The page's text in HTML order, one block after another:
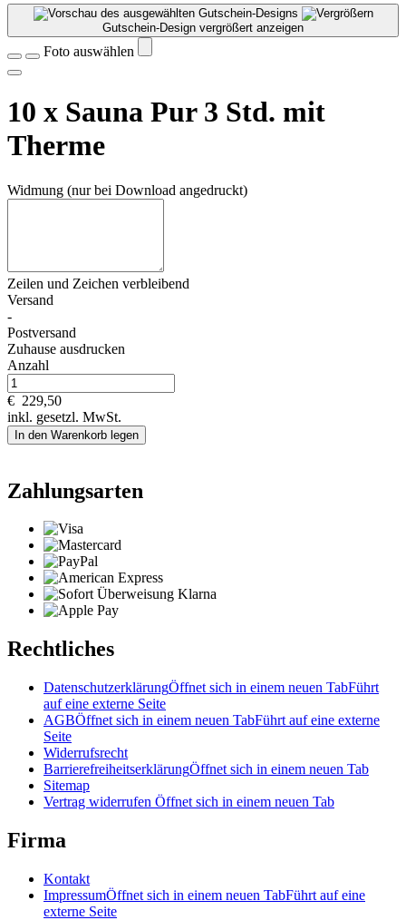
Gutschein-Design vergrößert anzeigen
Foto auswählen
10 x Sauna Pur 3 Std. mit
Therme
Widmung (nur bei Download angedruckt)
Zeilen und Zeichen verbleibend
Versand
-
Postversand
Zuhause ausdrucken
Anzahl
€ 229,50
inkl. gesetzl. MwSt.
In den Warenkorb legen
Zahlungsarten
Rechtliches
DatenschutzerklärungÖffnet sich in einem neuen TabFührt
auf eine externe Seite
AGBÖffnet sich in einem neuen TabFührt auf eine externe
Seite
Widerrufsrecht
BarrierefreiheitserklärungÖffnet sich in einem neuen Tab
Sitemap
Vertrag widerrufen Öffnet sich in einem neuen Tab
Firma
Kontakt
ImpressumÖffnet sich in einem neuen TabFührt auf eine
externe Seite